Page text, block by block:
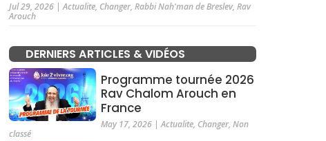
Jul 29, 2026 |Actualite, Changer,Rabbi Nah'man de Breslev,Rav
Arouch
DERNIERS ARTICLES & VIDÉOS
Programme tournée 2026
Rav Chalom Arouch en
France
May 17, 2026|Actualite, Changer, Non
classé